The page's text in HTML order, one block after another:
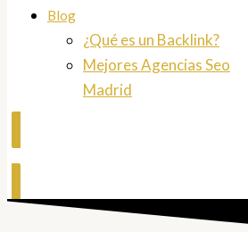
Blog
¿Qué es un Backlink?
Mejores Agencias Seo
Madrid